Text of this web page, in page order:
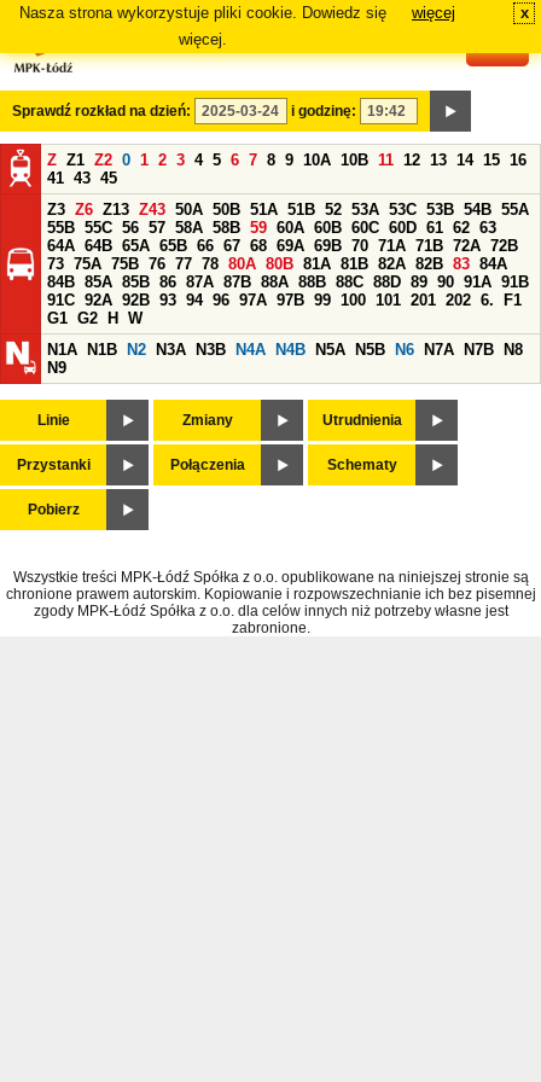
Nasza strona wykorzystuje pliki cookie. Dowiedz się
więcej.
więcej x
Sprawdź rozkład na dzień: i godzinę:
Z Z1 Z2 0 1 2 3 4 5 6 7 8 9 10A 10B 11 12 13 14 15 16
41 43 45
Z3 Z6 Z13 Z43 50A 50B 51A 51B 52 53A 53C 53B 54B 55A
55B 55C 56 57 58A 58B 59 60A 60B 60C 60D 61 62 63
64A 64B 65A 65B 66 67 68 69A 69B 70 71A 71B 72A 72B
73 75A 75B 76 77 78 80A 80B 81A 81B 82A 82B 83 84A
84B 85A 85B 86 87A 87B 88A 88B 88C 88D 89 90 91A 91B
91C 92A 92B 93 94 96 97A 97B 99 100 101 201 202 6.
F1
G1 G2 H
W
N1A
N1B N2 N3A N3B N4A N4B N5A N5B N6 N7A N7B
N8
N9
Linie Zmiany Utrudnienia
Przystanki Połączenia Schematy
Pobierz
Wszystkie treści MPK-Łódź Spółka z o.o. opublikowane na niniejszej stronie są
chronione prawem autorskim. Kopiowanie i rozpowszechnianie ich bez pisemnej
zgody MPK-Łódź Spółka z o.o. dla celów innych niż potrzeby własne jest
zabronione.